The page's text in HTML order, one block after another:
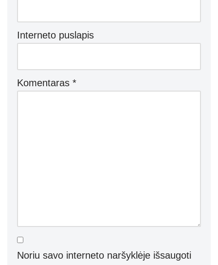
Interneto puslapis
Komentaras *
Noriu savo interneto naršyklėje išsaugoti